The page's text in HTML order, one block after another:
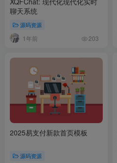
聊天系统
源码资源
1年前 203
2025易支付新款首页模板
源码资源